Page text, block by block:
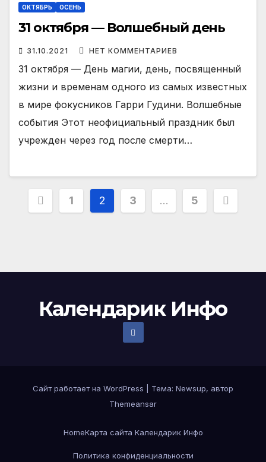
ОКТЯБРЬ ОСЕНЬ
31 октября — Волшебный день
31.10.2021 НЕТ КОММЕНТАРИЕВ
31 октября — День магии, день, посвященный
жизни и временам одного из самых известных
в мире фокусников Гарри Гудини. Волшебные
события Этот неофициальный праздник был
учрежден через год после смерти…
Пагинация
1 2 3 … 5
Календарик Инфо
Сайт работает на WordPress Тема: Newsup, автор
Themeansar
HomeКарта сайта Календарик Инфо
Политика конфиденциальности